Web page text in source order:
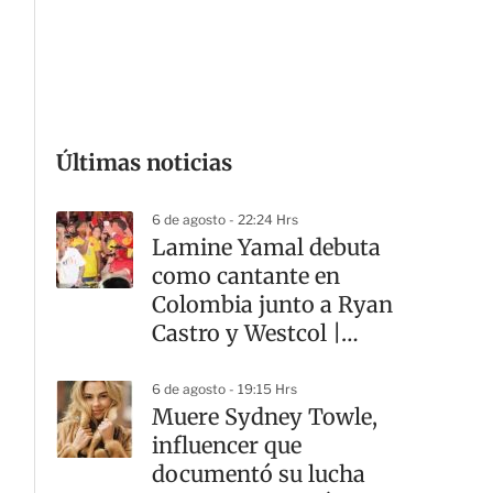
Últimas noticias
6 de agosto - 22:24 Hrs
Lamine Yamal debuta
como cantante en
Colombia junto a Ryan
Castro y Westcol |
6 de agosto - 19:15 Hrs
Muere Sydney Towle,
influencer que
documentó su lucha